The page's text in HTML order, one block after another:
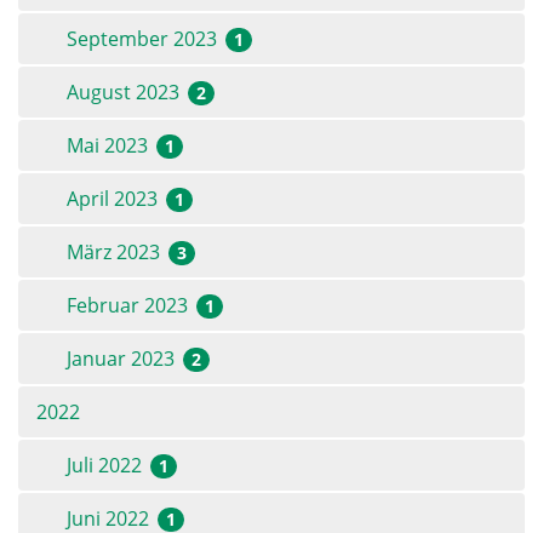
September 2023 1
August 2023 2
Mai 2023 1
April 2023 1
März 2023 3
Februar 2023 1
Januar 2023 2
2022
Juli 2022
1
Juni 2022 1